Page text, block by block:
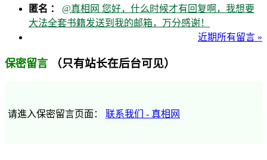
匿名 ： @真相网 您好，什么时候才有回复啊，我想要
大法全套书籍发送到我的邮箱，万分感谢！
近期所有留言 »
保密留言 （只有站长在后台可见）
请進入保密留言页面： 联系我们 - 真相网